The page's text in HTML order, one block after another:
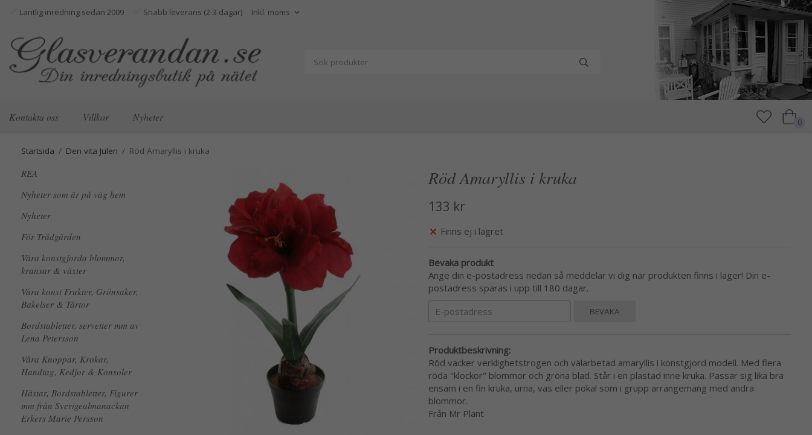
Lantlig inredning sedan 2009 Snabb leverans (2-3 dagar)
Kontakta oss Villkor Nyheter 0
Startsida / Den vita Julen / Röd Amaryllis i kruka
REA
Nyheter som är på väg hem
Nyheter
För Trädgården
Våra konstgjorda blommor,
kransar & växter
Våra konst Frukter, Grönsaker,
Bakelser & Tårtor
Bordstabletter, servetter mm av
Lena Petersson
Våra Knoppar, Krokar,
Handtag, Kedjor & Konsoler
Hästar, Bordstabletter, Figurer
mm från Sverigealmanackan
Erkers Marie Persson
Röd Amaryllis i kruka
133 kr
Finns ej i lagret
Bevaka produkt
Ange din e-postadress nedan så meddelar vi dig när produkten finns i lager! Din e-
postadress sparas i upp till 180 dagar.
BEVAKA
Produktbeskrivning:
Röd vacker verklighetstrogen och välarbetad amaryllis i konstgjord modell. Med flera
röda "klockor" blommor och gröna blad. Står i en plastad inne kruka. Passar sig lika bra
ensam i en fin kruka, urna, vas eller pokal som i grupp arrangemang med andra
blommor.
Från Mr Plant